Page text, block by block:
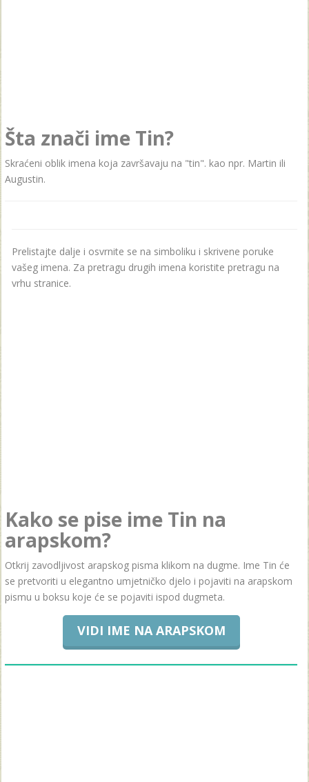
Šta znači ime Tin?
Skraćeni oblik imena koja završavaju na "tin". kao npr. Martin ili
Augustin.
Prelistajte dalje i osvrnite se na simboliku i skrivene poruke
vašeg imena. Za pretragu drugih imena koristite pretragu na
vrhu stranice.
Kako se pise ime Tin na
arapskom?
Otkrij zavodljivost arapskog pisma klikom na dugme. Ime Tin će
se pretvoriti u elegantno umjetničko djelo i pojaviti na arapskom
pismu u boksu koje će se pojaviti ispod dugmeta.
VIDI IME NA ARAPSKOM